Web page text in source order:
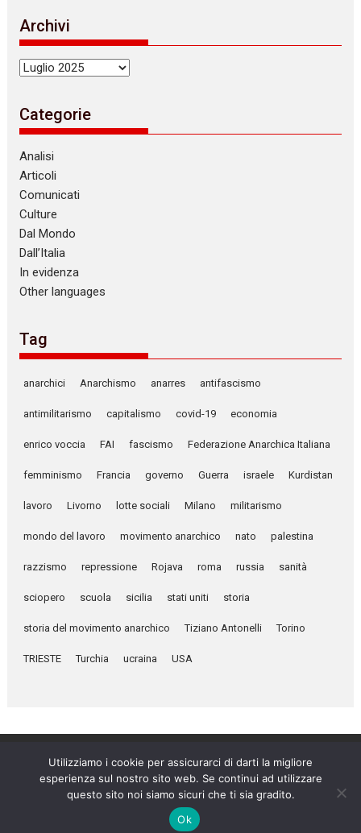
Archivi
Archivi
Categorie
Analisi
Articoli
Comunicati
Culture
Dal Mondo
Dall’Italia
In evidenza
Other languages
Tag
anarchici Anarchismo anarres antifascismo
antimilitarismo capitalismo covid-19 economia
enrico voccia FAI fascismo Federazione Anarchica Italiana
femminismo Francia governo Guerra israele Kurdistan
lavoro Livorno lotte sociali Milano militarismo
mondo del lavoro movimento anarchico nato palestina
razzismo repressione Rojava roma russia sanità
sciopero scuola sicilia stati uniti storia
storia del movimento anarchico Tiziano Antonelli Torino
TRIESTE Turchia ucraina USA
Umanità Nova © 2026
Settimanale anarchico fondato nel 1920 da Errico Malatesta
Utilizziamo i cookie per assicurarci di darti la migliore
esperienza sul nostro sito web. Se continui ad utilizzare
questo sito noi siamo sicuri che ti sia gradito.
Ok